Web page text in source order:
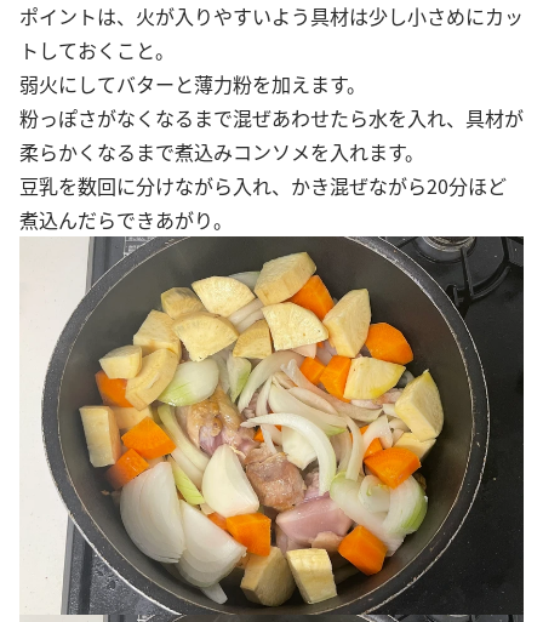
ポイントは、火が入りやすいよう具材は少し小さめにカッ
トしておくこと。
弱火にしてバターと薄力粉を加えます。
粉っぽさがなくなるまで混ぜあわせたら水を入れ、具材が
柔らかくなるまで煮込みコンソメを入れます。
豆乳を数回に分けながら入れ、かき混ぜながら20分ほど
煮込んだらできあがり。